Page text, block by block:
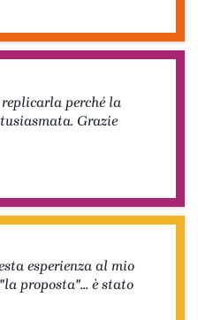
perché la
Grazie
esperienza al mio
proposta"... è stato